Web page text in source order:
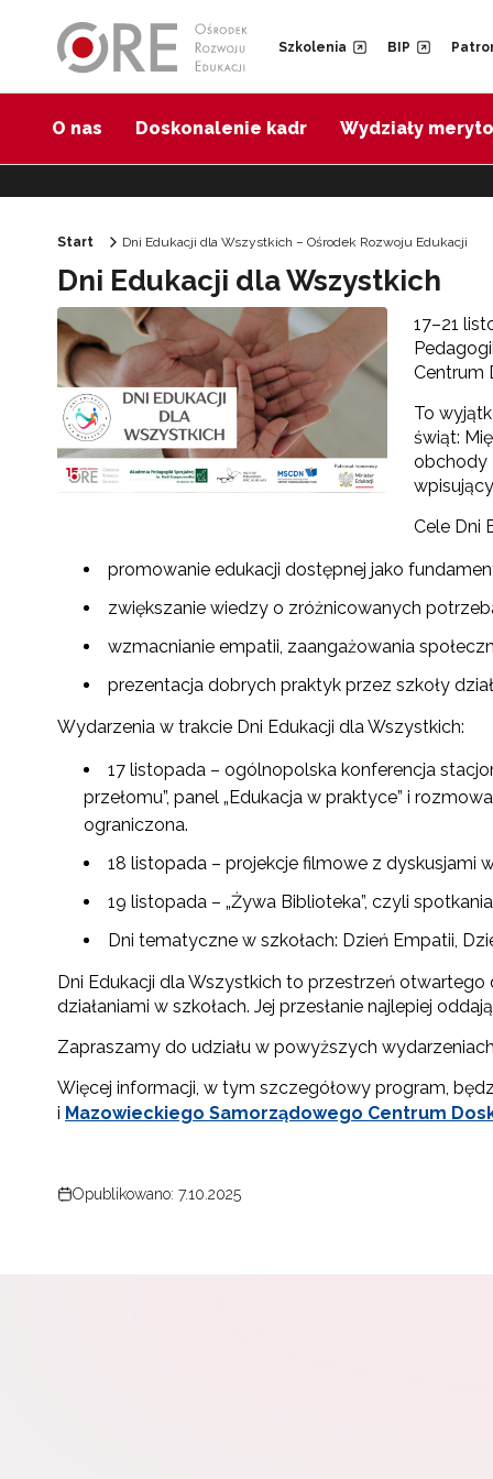
Szkolenia BIP
O nas Doskonalenie kadr Wydziały
Start Dni Edukacji dla Wszystkich – Ośrodek Rozwoju Edukacji
Dni Edukacji dla Wszystkich
17–21
Centrum
To
świąt:
obchody
Cele Dni
promowanie edukacji dostępnej jako
zwiększanie wiedzy o zróżnicowanych
wzmacnianie empatii, zaangażowania
prezentacja dobrych praktyk przez szkoły
Wydarzenia w trakcie Dni Edukacji dla Wszystkich:
17 listopada – ogólnopolska konferencja
przełomu”, panel „Edukacja w praktyce” i
ograniczona.
18 listopada – projekcje filmowe z dyskusjami
19 listopada – „Żywa Biblioteka”, czyli
Dni tematyczne w szkołach: Dzień Empatii,
Dni Edukacji dla Wszystkich to przestrzeń
działaniami w szkołach. Jej przesłanie najlepiej
Zapraszamy do udziału w powyższych
Więcej informacji, w tym szczegółowy program,
i Mazowieckiego Samorządowego Centrum
Opublikowano: 7.10.2025